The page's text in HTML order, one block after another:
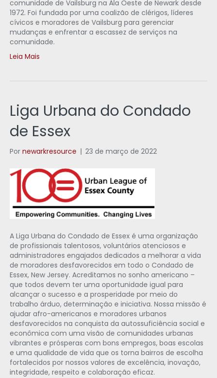
comunidade de Vailsburg na Ala Oeste de Newark desde
1972. Foi fundada por uma coalizão de clérigos, líderes
cívicos e moradores de Vailsburg para gerenciar
mudanças e enfrentar a escassez de serviços na
comunidade.
Leia Mais
Liga Urbana do Condado
de Essex
Por newarkresource | 23 de março de 2022
A Liga Urbana do Condado de Essex é uma organização
de profissionais talentosos, voluntários atenciosos e
administradores engajados dedicados a melhorar a vida
de moradores desfavorecidos em todo o Condado de
Essex, New Jersey. Acreditamos no sonho americano –
que todos devem ter uma oportunidade igual para
alcançar o sucesso e a prosperidade por meio do
trabalho árduo, determinação e iniciativa. Nossa missão é
ajudar afro-americanos e moradores urbanos
desfavorecidos na conquista da autossuficiência social e
econômica com uma visão de comunidades urbanas
vibrantes e prósperas com bons empregos, boas escolas
e uma qualidade de vida que os torna bairros de escolha
fortalecidos por nossos valores de excelência, inovação,
integridade, respeito e colaboração eficaz.